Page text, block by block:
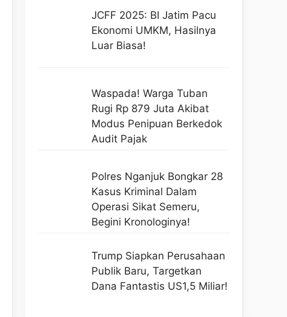
JCFF 2025: BI Jatim Pacu
Ekonomi UMKM, Hasilnya
Luar Biasa!
Waspada! Warga Tuban
Rugi Rp 879 Juta Akibat
Modus Penipuan Berkedok
Audit Pajak
Polres Nganjuk Bongkar 28
Kasus Kriminal Dalam
Operasi Sikat Semeru,
Begini Kronologinya!
Trump Siapkan Perusahaan
Publik Baru, Targetkan
Dana Fantastis US1,5 Miliar!